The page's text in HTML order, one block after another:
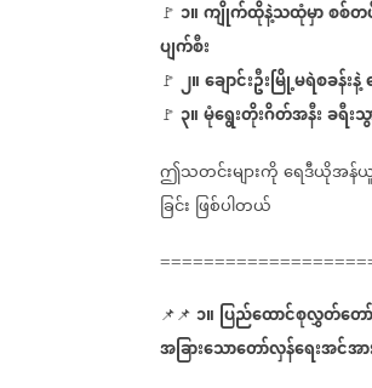
🚩 ၁။ကျိုက်ထိုနဲ့သထုံမှာစစ်တ
ပျက်စီး
🚩 ၂။ချောင်းဦးမြို့မရဲစခန်းနဲ့
🚩 ၃။မုံရွေးတိုးဂိတ်အနီးခရီး
ဤသတင်းများကိုရေဒီယိုအန်ယူ
ခြင်း ဖြစ်ပါတယ်
📌📌 ၁။ ပြည်ထောင်စုလွှတ်တေ
အခြားသောတော်လှန်ရေးအင်အ